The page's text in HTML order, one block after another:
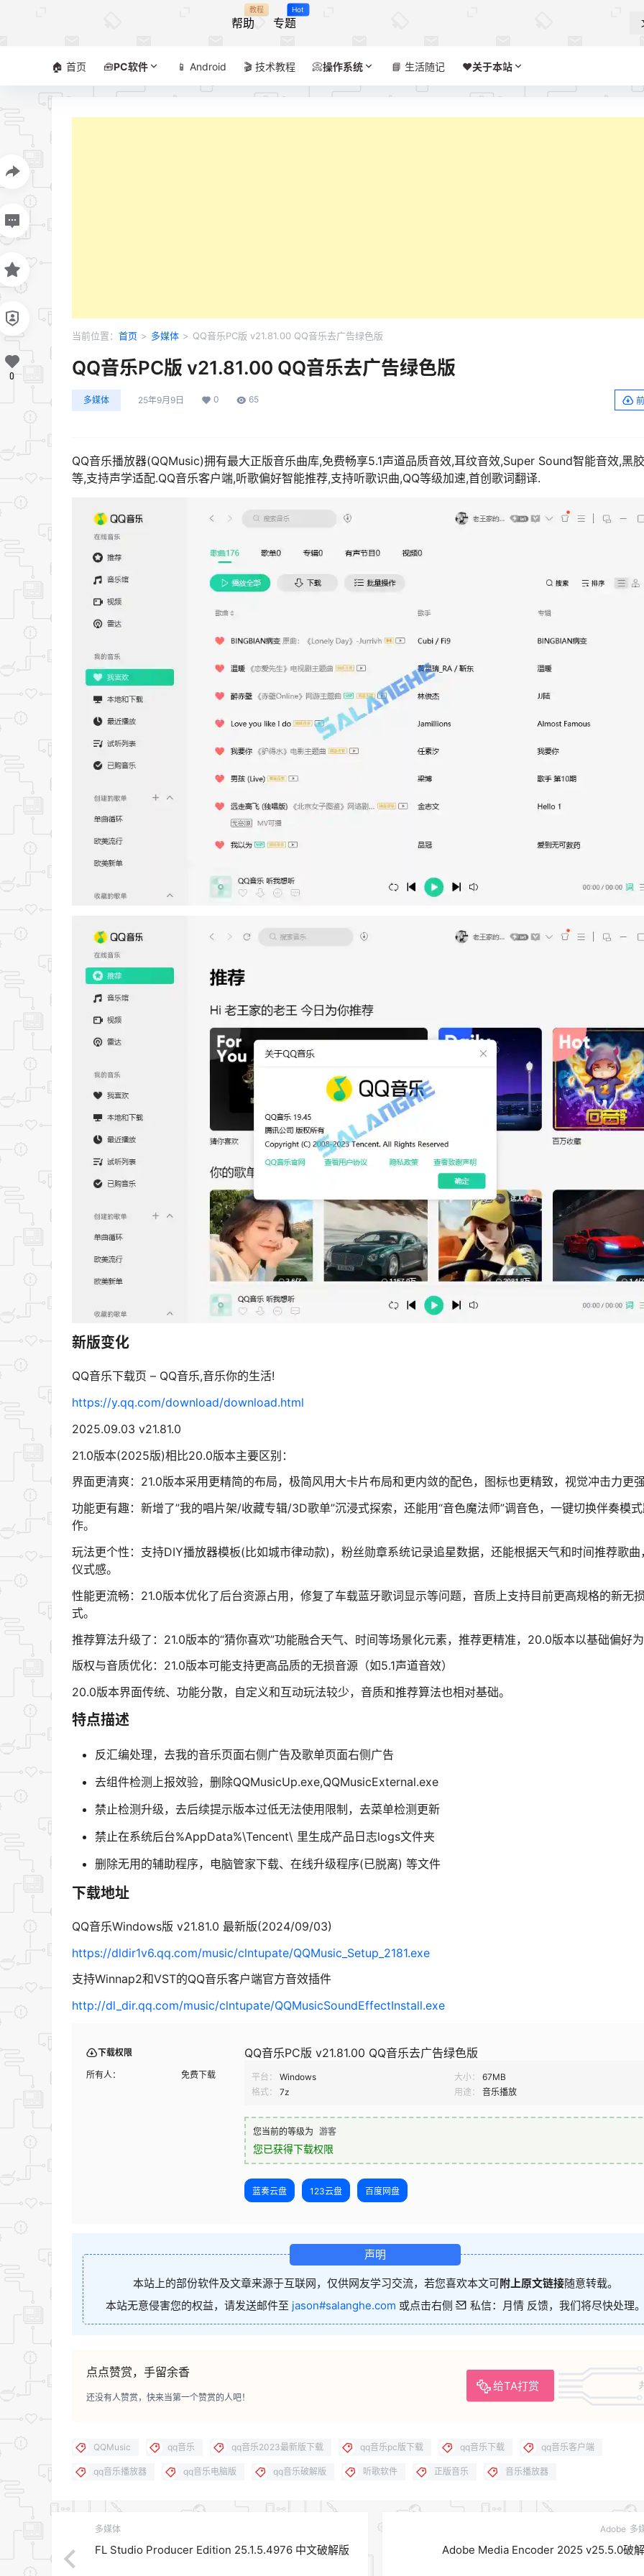
帮助
教程
专题
Hot
🏠 首页 🧰PC软件 📱 Android 🎬 技术教程 📀操作系统 📘 生活随记 ❤️‍关于本站
当前位置： 首页 > 多媒体 > QQ音乐PC版 v21.81.00 QQ音乐去广告绿色版
QQ音乐PC版 v21.81.00 QQ音乐去广告绿色版
多媒体 25年9月9日 0 65
QQ音乐播放器(QQMusic)拥有最大正版音乐曲库,免费畅享5.1声道品质音效,耳纹音效,Super Sound智能音效,黑
等,支持声学适配.QQ音乐客户端,听歌偏好智能推荐,支持听歌识曲,QQ等级加速,首创歌词翻译.
新版变化
QQ音乐下载页 – QQ音乐,音乐你的生活!
https://y.qq.com/download/download.html
2025.09.03 v21.81.0
21.0版本(2025版)相比20.0版本主要区别：
界面更清爽：21.0版本采用更精简的布局，极简风用大卡片布局和更内敛的配色，图标也更精致，视觉冲击力更
功能更有趣：新增了”我的唱片架/收藏专辑/3D歌单”沉浸式探索，还能用“音色魔法师”调音色，一键切换伴奏模
作。
玩法更个性：支持DIY播放器模板(比如城市律动款)，粉丝勋章系统记录追星数据，还能根据天气和时间推荐歌曲
仪式感。
性能更流畅：21.0版本优化了后台资源占用，修复了车载蓝牙歌词显示等问题，音质上支持目前更高规格的新无
式。
推荐算法升级了：21.0版本的“猜你喜欢”功能融合天气、时间等场景化元素，推荐更精准，20.0版本以基础偏好
版权与音质优化：21.0版本可能支持更高品质的无损音源（如5.1声道音效）
20.0版本界面传统、功能分散，自定义和互动玩法较少，音质和推荐算法也相对基础。
特点描述
反汇编处理，去我的音乐页面右侧广告及歌单页面右侧广告
去组件检测上报效验，删除QQMusicUp.exe,QQMusicExternal.exe
禁止检测升级，去后续提示版本过低无法使用限制，去菜单检测更新
禁止在系统后台%AppData%\Tencent\ 里生成产品日志logs文件夹
删除无用的辅助程序，电脑管家下载、在线升级程序(已脱离) 等文件
下载地址
QQ音乐Windows版 v21.81.0 最新版(2024/09/03)
https://dldir1v6.qq.com/music/clntupate/QQMusic_Setup_2181.exe
支持Winnap2和VST的QQ音乐客户端官方音效插件
http://dl_dir.qq.com/music/clntupate/QQMusicSoundEffectInstall.exe
下载权限
所有人： 免费下载
QQ音乐PC版 v21.81.00 QQ音乐去广告绿色版
平台： Windows 大小：
67MB
格式：
7z 用途： 音乐播放
您当前的等级为 游客
您已获得下载权限
蓝奏云盘 123云盘 百度网盘
声明
本站上的部份软件及文章来源于互联网，仅供网友学习交流，若您喜欢本文可附上原文链接随意转载。
本站无意侵害您的权益，请发送邮件至 jason#salanghe.com 或点击右侧 私信：月情 反馈，我们将尽快处理
点点赞赏，手留余香
给TA打赏
还没有人赞赏，快来当第一个赞赏的人吧！
0
QQMusic qq音乐 qq音乐2023最新版下载 qq音乐pc版下载 qq音乐下载 qq音乐客户端
qq音乐播放器 qq音乐电脑版 qq音乐破解版 听歌软件 正版音乐 音乐播放器
多媒体
FL Studio Producer Edition 25.1.5.4976 中文破解版
Adobe 多
Adobe Media Encoder 2025 v25.5.0破